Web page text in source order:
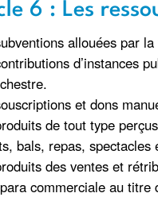
6 : Les
allouées par
d’instances
et dons
de tout type
bals, repas, spectacles
des ventes et
commerciale au titre